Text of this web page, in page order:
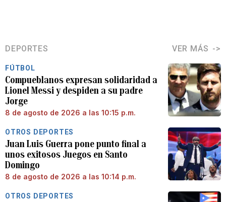
DEPORTES VER MÁS
FÚTBOL
Compueblanos expresan solidaridad a
Lionel Messi y despiden a su padre
Jorge
8 de agosto de 2026 a las 10:15 p.m.
OTROS DEPORTES
Juan Luis Guerra pone punto final a
unos exitosos Juegos en Santo
Domingo
8 de agosto de 2026 a las 10:14 p.m.
OTROS DEPORTES